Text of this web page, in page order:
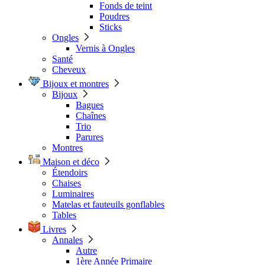
Fonds de teint
Poudres
Sticks
Ongles
Vernis à Ongles
Santé
Cheveux
Bijoux et montres
Bijoux
Bagues
Chaînes
Trio
Parures
Montres
Maison et déco
Étendoirs
Chaises
Luminaires
Matelas et fauteuils gonflables
Tables
Livres
Annales
Autre
1ère Année Primaire